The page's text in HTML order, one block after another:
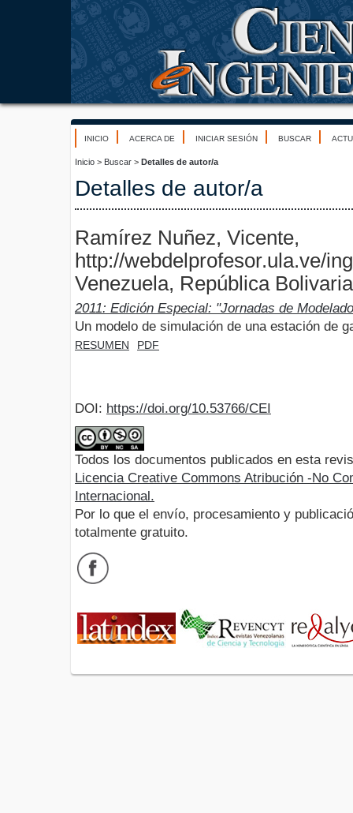
INICIO ACERCA DE INICIAR SESIÓN BUSCAR
Inicio > Buscar > Detalles de autor/a
Detalles de autor/a
Ramírez Nuñez, Vicente,
http://webdelprofesor.ula.ve/
Venezuela, República
2011: Edición Especial: "Jornadas de
Un modelo de simulación de una estación de
RESUMEN PDF
DOI: https://doi.org/10.53766/CEI
Todos los documentos publicados en esta
Licencia Creative Commons Atribución -No
Internacional.
Por lo que el envío, procesamiento y
totalmente gratuito.